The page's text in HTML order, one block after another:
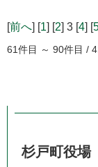
[前へ] [1] [2] 3 [4] [
61件目 ～ 90件目 /
杉戸町役場